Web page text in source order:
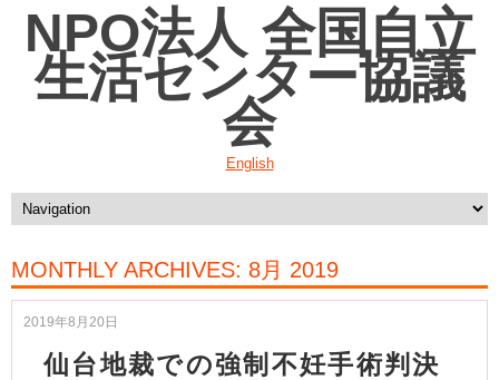
NPO法人 全国自立
生活センター協議
会
English
MONTHLY ARCHIVES: 8月 2019
2019年8月20日
仙台地裁での強制不妊手術判決